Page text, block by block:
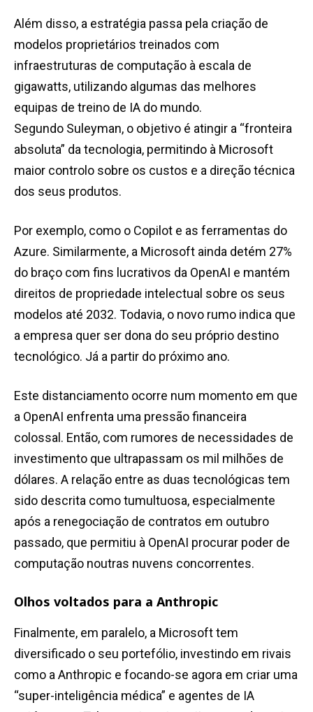
Além disso, a estratégia passa pela criação de
modelos proprietários treinados com
infraestruturas de computação à escala de
gigawatts, utilizando algumas das melhores
equipas de treino de IA do mundo.
Segundo Suleyman, o objetivo é atingir a “fronteira
absoluta” da tecnologia, permitindo à Microsoft
maior controlo sobre os custos e a direção técnica
dos seus produtos.
Por exemplo, como o Copilot e as ferramentas do
Azure. Similarmente, a Microsoft ainda detém 27%
do braço com fins lucrativos da OpenAI e mantém
direitos de propriedade intelectual sobre os seus
modelos até 2032. Todavia, o novo rumo indica que
a empresa quer ser dona do seu próprio destino
tecnológico. Já a partir do próximo ano.
Este distanciamento ocorre num momento em que
a OpenAI enfrenta uma pressão financeira
colossal. Então, com rumores de necessidades de
investimento que ultrapassam os mil milhões de
dólares. A relação entre as duas tecnológicas tem
sido descrita como tumultuosa, especialmente
após a renegociação de contratos em outubro
passado, que permitiu à OpenAI procurar poder de
computação noutras nuvens concorrentes.
Olhos voltados para a Anthropic
Finalmente, em paralelo, a Microsoft tem
diversificado o seu portefólio, investindo em rivais
como a Anthropic e focando-se agora em criar uma
“super-inteligência médica” e agentes de IA